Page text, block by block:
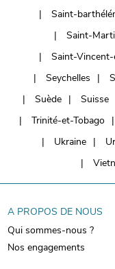
Saint-
Saint-
Saint-
Seychelles
Suède
Suisse
Trinité-et-Tobago
Ukraine
A PROPOS DE NOUS
Qui sommes-nous ?
Nos engagements